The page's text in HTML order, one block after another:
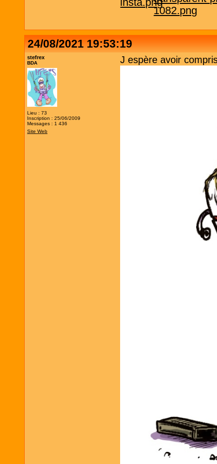
24/08/2021 19:53:19
stefrex
BDA
Lieu : 73
Inscription : 25/06/2009
Messages : 1 436
Site Web
J espère avoir